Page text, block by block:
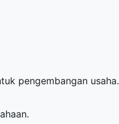
pengembangan usaha.